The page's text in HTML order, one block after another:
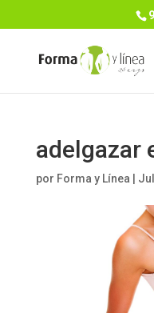
adelgazar
por Forma y Línea